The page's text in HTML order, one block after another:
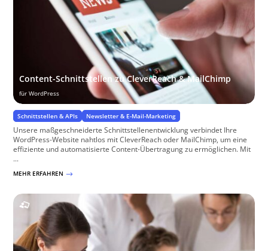
Content-Schnittstellen zu CleverReach & MailChimp
für WordPress
Schnittstellen & APIs Newsletter & E-Mail-Marketing
Unsere maßgeschneiderte Schnittstellenentwicklung verbindet Ihre
WordPress-Website nahtlos mit CleverReach oder MailChimp, um eine
effiziente und automatisierte Content-Übertragung zu ermöglichen. Mit
...
MEHR ERFAHREN $